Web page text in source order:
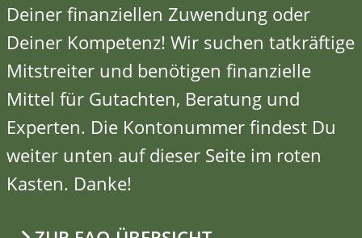
Deiner finanziellen Zuwendung oder
Deiner Kompetenz! Wir suchen tatkräftige
Mitstreiter und benötigen finanzielle
Mittel für Gutachten, Beratung und
Experten. Die Kontonummer findest Du
weiter unten auf dieser Seite im roten
Kasten. Danke!